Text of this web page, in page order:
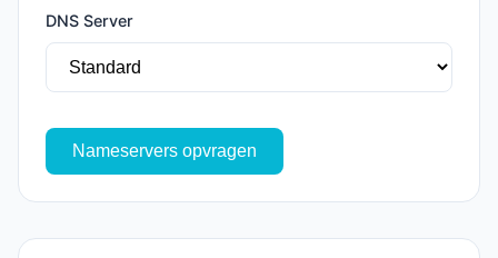
DNS Server
Nameservers opvragen